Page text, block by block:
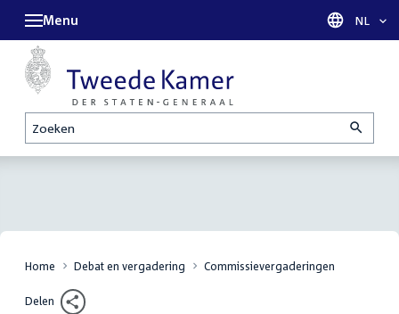
Zoeken
Menu Taal
NL
Home Debat en vergadering Commissievergaderingen
Delen